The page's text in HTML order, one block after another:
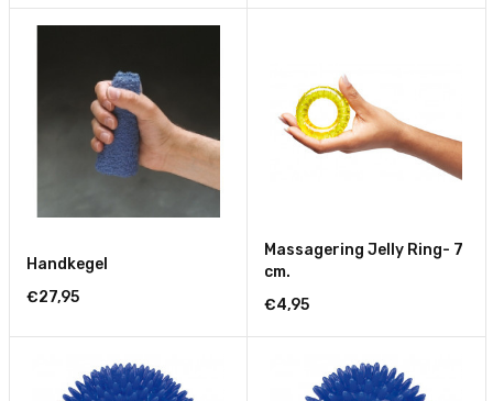
Handkegel
€27,95
Massagering Jelly Ring- 7
cm.
€4,95